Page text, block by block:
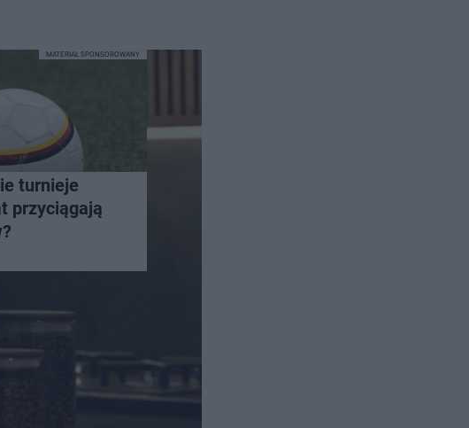
turnieje
przyciągają
MATERIAŁ SPONSOROWANY